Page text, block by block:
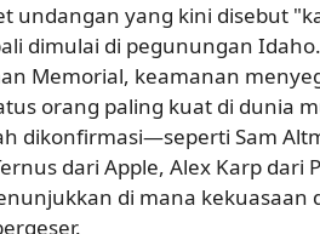
undangan yang kini disebut
dimulai di pegunungan
Memorial, keamanan
orang paling kuat di dunia
dikonfirmasi—seperti Sam
dari Apple, Alex Karp dari
di mana kekuasaan